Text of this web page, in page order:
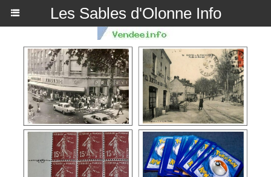
Les Sables d'Olonne Info